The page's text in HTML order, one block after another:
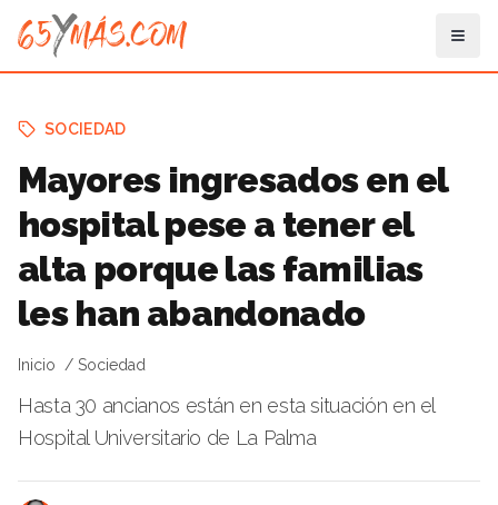
SOCIEDAD
Mayores ingresados en el
hospital pese a tener el
alta porque las familias
les han abandonado
Inicio Sociedad
Hasta 30 ancianos están en esta situación en el
Hospital Universitario de La Palma